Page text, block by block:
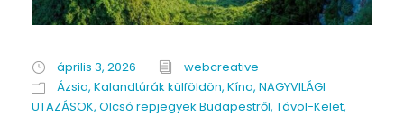
április 3, 2026
webcreative
Ázsia, Kalandtúrák külföldön, Kína, NAGYVILÁGI
UTAZÁSOK, Olcsó repjegyek Budapestről, Távol-Kelet,